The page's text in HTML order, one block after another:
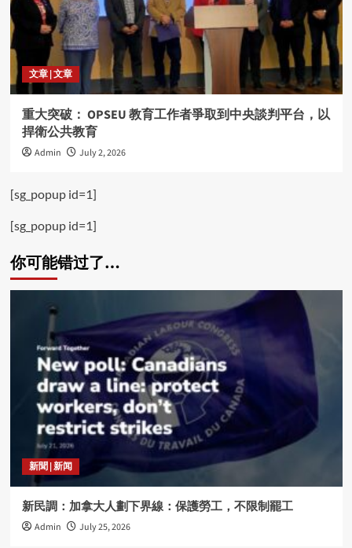
文章 | 文章
重大突破： OPSEU 教育工作者爭取到中央談判平台，以
捍衛公共教育
Admin July 2, 2026
[sg_popup id=1]
[sg_popup id=1]
你可能错过了…
新聞 | 新闻
新民調：加拿大人劃下界線：保護勞工，不限制罷工
Admin July 25, 2026